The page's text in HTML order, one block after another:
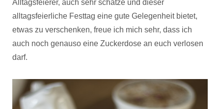
Alltagsfeierer, auch sehr schätze und dieser
alltagsfeierliche Festtag eine gute Gelegenheit bietet,
etwas zu verschenken, freue ich mich sehr, dass ich
auch noch genauso eine Zuckerdose an euch verlosen
darf.